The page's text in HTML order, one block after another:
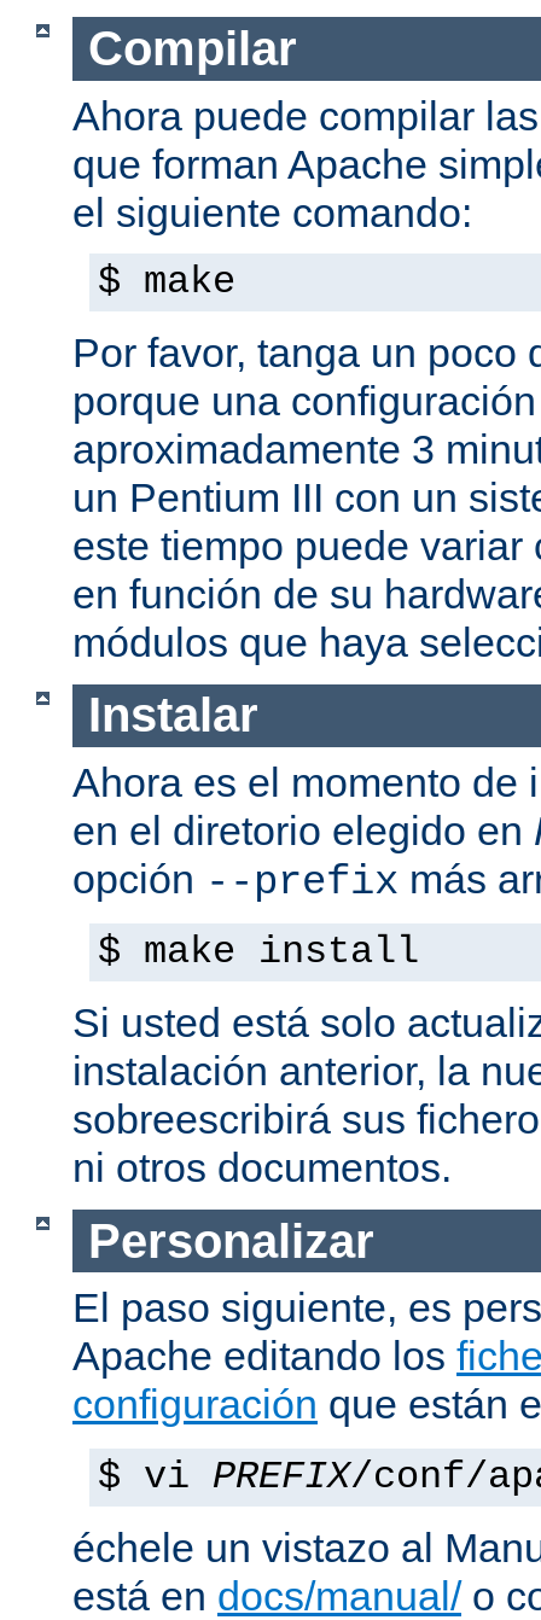
Compilar
Ahora puede compilar
que forman Apache
el siguiente comando:
$ make
Por favor, tanga un poco
porque una
aproximadamente 3
un Pentium III con un
este tiempo puede
en función de su
módulos que haya
Instalar
Ahora es el momento de
en el diretorio elegido en
opción --prefix más
$ make install
Si usted está solo
instalación anterior, la
sobreescribirá sus
ni otros documentos.
Personalizar
El paso siguiente, es
Apache editando los
configuración que están
$ vi PREFIX/conf/
échele un vistazo al
está en docs/manual/o